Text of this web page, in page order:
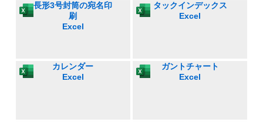
長形3号封筒の宛名印
刷
Excel
タックインデックス
Excel
カレンダー
Excel
ガントチャート
Excel